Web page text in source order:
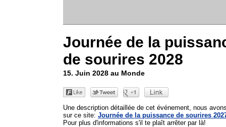
Journée de la
de sourires 2028
15. Juin 2028 au Monde
Une description détaillée de cet événement, nous
sur ce site: Journée de la puissance de sourires
Pour plus d'informations s'il te plaît arrêter par là!